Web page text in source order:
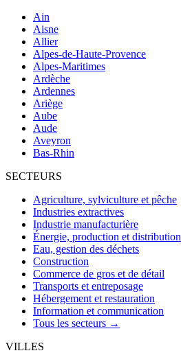
Ain
Aisne
Allier
Alpes-de-Haute-Provence
Alpes-Maritimes
Ardèche
Ardennes
Ariège
Aube
Aude
Aveyron
Bas-Rhin
SECTEURS
Agriculture, sylviculture et pêche
Industries extractives
Industrie manufacturière
Énergie, production et distribution
Eau, gestion des déchets
Construction
Commerce de gros et de détail
Transports et entreposage
Hébergement et restauration
Information et communication
Tous les secteurs →
VILLES